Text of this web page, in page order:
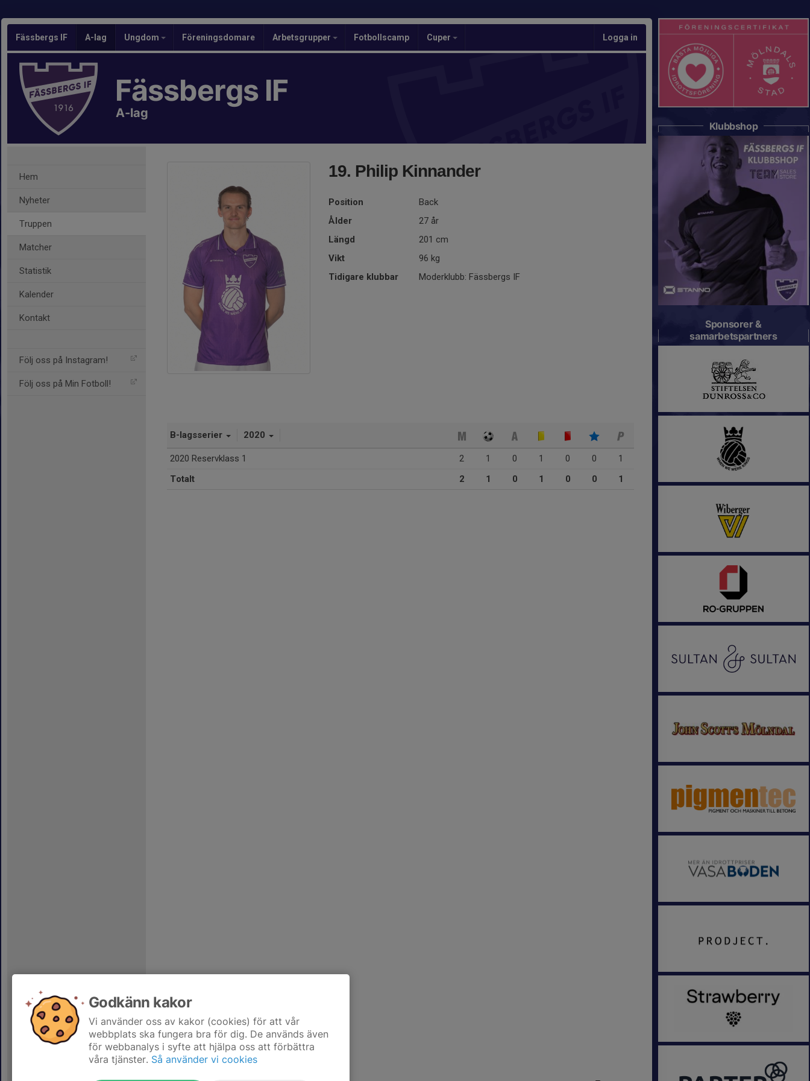
Fässbergs IF A-lag Ungdom Föreningsdomare Arbetsgrupper Fotbollscamp Cuper Logga in
Fässbergs IF
A-lag
Hem
Nyheter
Truppen
Matcher
Statistik
Kalender
Kontakt
Följ oss på Instagram!
Följ oss på Min Fotboll!
19. Philip Kinnander
Position
Back
Ålder
27 år
Längd
201 cm
Vikt
96 kg
Tidigare klubbar
Moderklubb: Fässbergs IF
B-lagsserier 2020
2020 Reservklass 1 2 1 0 1 0 0
1
Totalt
2 1 0 1 0 0 1
Klubbshop
Sponsorer &
samarbetspartners
Godkänn kakor
Vi använder oss av kakor (cookies) för att vår
webbplats ska fungera bra för dig. De används även
för webbanalys i syfte att hjälpa oss att förbättra
våra tjänster. Så använder vi cookies